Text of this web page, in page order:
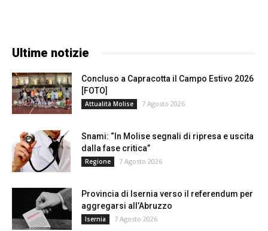
Ultime notizie
Concluso a Capracotta il Campo Estivo 2026
[FOTO]
Attualità Molise 7 Agosto 2026
Snami: “In Molise segnali di ripresa e uscita
dalla fase critica”
Regione 7 Agosto 2026
Provincia di Isernia verso il referendum per
aggregarsi all’Abruzzo
Isernia 7 Agosto 2026